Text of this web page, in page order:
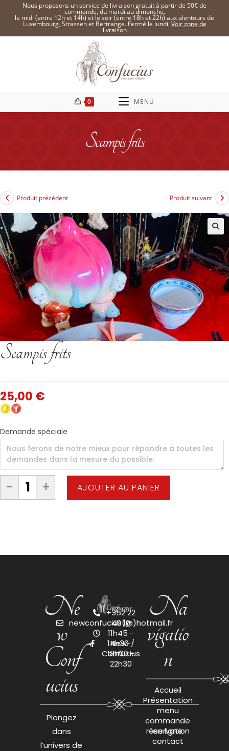
Nous proposons un service de livraison gratuit à partir de 50€ de
commande, du mardi au dimanche,
le midi (entre 12h et 14h) et le soir (entre 18h et 22h) aux alentours de
Luxembourg, Strassen et Bertrange. Fermé le lundi.Voir zone de
livraison
0 MENU
Scampis frits
Produit précédent Produit suivant
Scampis frits
25,00 €
Demande spéciale
- + AJOUTER AU PANIER
Ne
w
Conf
ucius
Plongez
dans
l’univers de
+352 22
40 10
newconfucius(@)hotmail.fr
11h45 -
14h30 /
18h00 -
22h30
New-
Confucius
Na
vigatio
n
Accueil
Présentation
menu
commande
en ligne
réservation
contact